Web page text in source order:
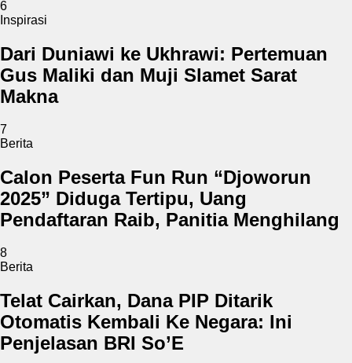
6
Inspirasi
Dari Duniawi ke Ukhrawi: Pertemuan
Gus Maliki dan Muji Slamet Sarat
Makna
7
Berita
Calon Peserta Fun Run “Djoworun
2025” Diduga Tertipu, Uang
Pendaftaran Raib, Panitia Menghilang
8
Berita
Telat Cairkan, Dana PIP Ditarik
Otomatis Kembali Ke Negara: Ini
Penjelasan BRI So’E